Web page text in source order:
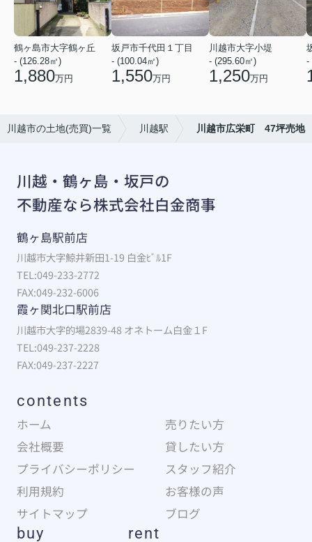
鶴ヶ島市大字鶴ヶ丘
- (126.28㎡)
1,880万円
坂戸市千代田１丁目
- (100.04㎡)
1,550万円
川越市大字小堤
- (295.60㎡)
1,250万円
-
川越市の土地(売買)一覧 川越駅 川越市広栄町 47坪売地
川越・鶴ヶ島・坂戸の
不動産なら株式会社白金商事
鶴ヶ島駅前店
川越市大字鯨井新田1-19 白金ﾋﾞﾙ1F
TEL:049-233-2772
FAX:049-232-6006
霞ヶ関北口駅前店
川越市大字的場2839-48 オネトーム白金１F
TEL:049-237-2228
FAX:049-237-2227
contents
ホーム
売りたい方
会社概要
貸したい方
プライバシーポリシー
スタッフ紹介
利用規約
お客様の声
サイトマップ
ブログ
buy rent